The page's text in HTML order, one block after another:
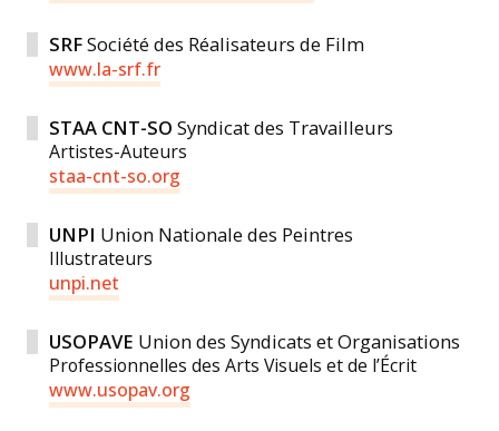
SRFSociété des Réalisateurs de Film
www.la-srf.fr
STAA CNT-SO Syndicat des Travailleurs
Artistes-Auteurs
staa-cnt-so.org
UNPI Union Nationale des Peintres
Illustrateurs
unpi.net
USOPAVE Union des Syndicats et Organisations
Professionnelles des Arts Visuels et de l’Écrit
www.usopav.org